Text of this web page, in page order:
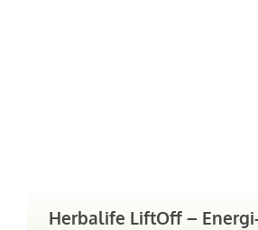
Herbalife LiftOff –